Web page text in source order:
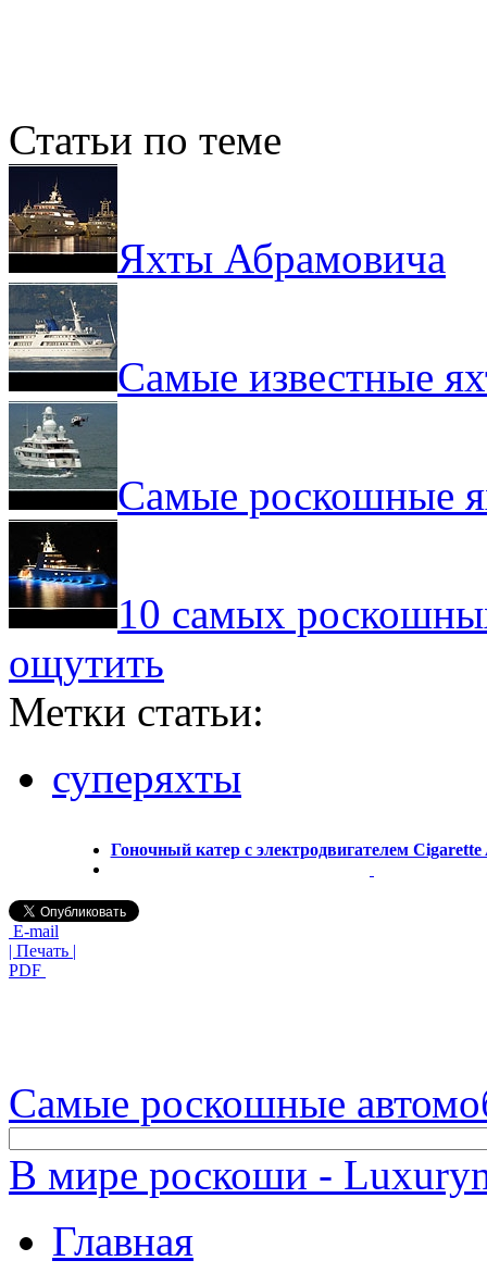
Статьи по теме
Яхты Абрамовича
Самые известные
Самые роскошные
10 самых
ощутить
Метки статьи:
суперяхты
Гоночный катер с электродвигателем
E-mail
| Печать |
PDF
Самые роскошные
В мире роскоши -
Главная